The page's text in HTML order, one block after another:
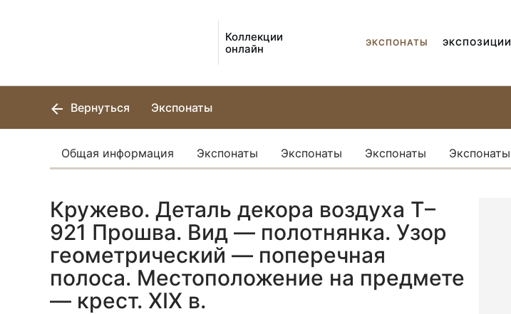
Коллекции
онлайн
ЭКСПОНАТЫ ЭКСПОЗИЦИИ
Вернуться Экспонаты
Общая информация Экспонаты Экспонаты Экспонаты Экспонаты
Кружево. Деталь декора воздуха Т–
921 Прошва. Вид — полотнянка. Узор
геометрический — поперечная
полоса. Местоположение на предмете
— крест. XIX в.